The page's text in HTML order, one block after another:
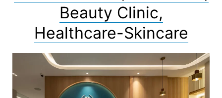
Beauty Clinic,
Healthcare-Skincare